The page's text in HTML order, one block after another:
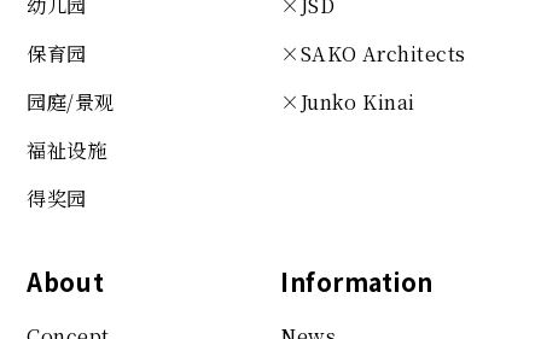
保育园
园庭/景观
福祉设施
得奖园
×SAKO Architects
×Junko Kinai
About Information